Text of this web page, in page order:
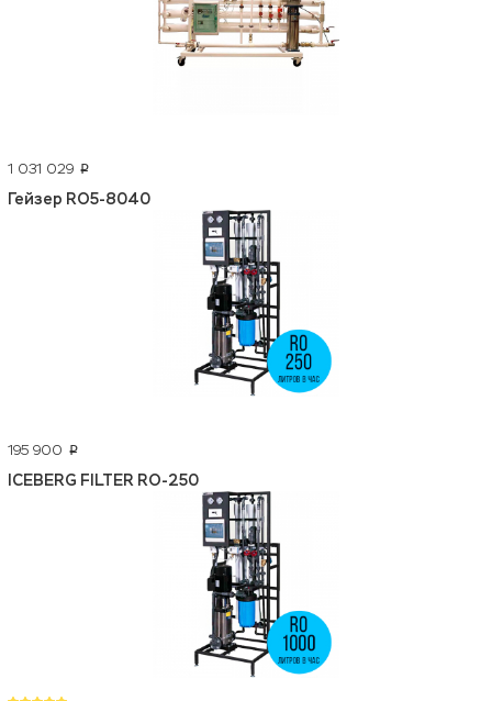
1 031 029 p
Гейзер RO5-8040
195 900 p
ICEBERG FILTER RO-250